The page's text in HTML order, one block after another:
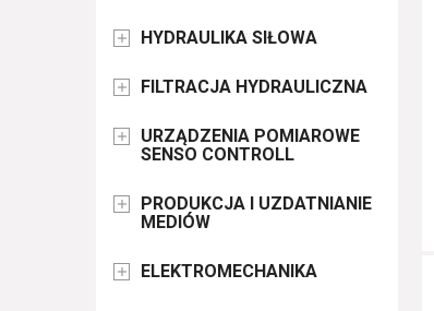
HYDRAULIKA SIŁOWA

FILTRACJA HYDRAULICZNA

URZĄDZENIA POMIAROWE
SENSO CONTROLL

PRODUKCJA I UZDATNIANIE
MEDIÓW

ELEKTROMECHANIKA
